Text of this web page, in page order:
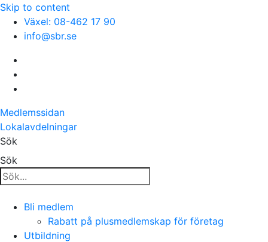
Skip to content
Växel: 08-462 17 90
info@sbr.se
Medlemssidan
Lokalavdelningar
Sök
Sök
Bli medlem
Rabatt på plusmedlemskap för företag
Utbildning